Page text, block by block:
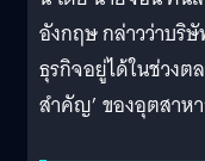
อังกฤษ กล่าวว่าบริ
ธุรกิจอยู่ได้ในช่วงต
สำคัญ’ ของอุตสาห